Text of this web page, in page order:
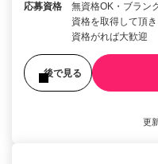
応募資格
無資格OK・ブラ
資格を取得して頂
資格がれば大歓迎
後で見る
更